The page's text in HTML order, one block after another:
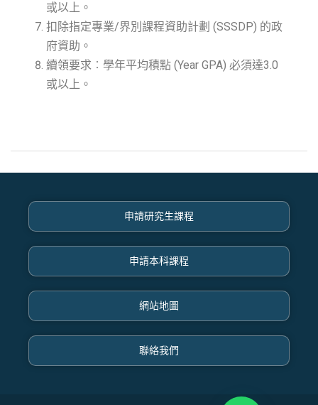
或以上。
扣除指定專業/界別課程資助計劃 (SSSDP) 的政
府資助。
續領要求︰學年平均積點 (Year GPA) 必須達3.0
或以上。
申請研究生課程
申請本科課程
網站地圖
聯絡我們